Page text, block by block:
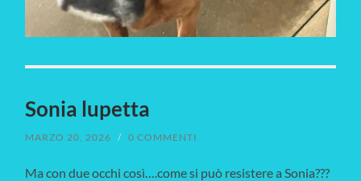
Sonia lupetta
MARZO 20, 2026 / 0 COMMENTI
Ma con due occhi così….come si può resistere a Sonia???